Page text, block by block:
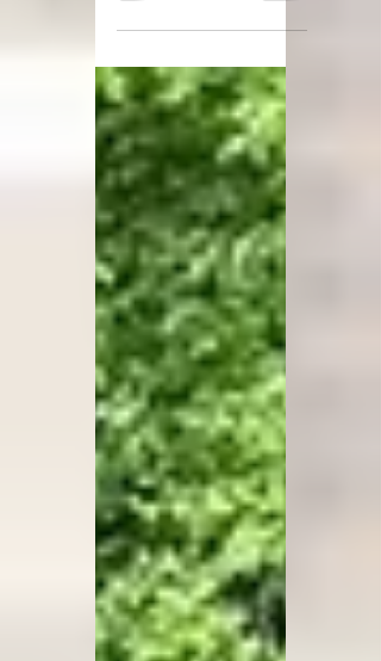
savā nākotnē,
izspēlējot etīdes par
savu sapņu karjeru. Un
3. jūlijā lielais
ceļojums katram no
absolventiem varēja
sākties! Deviņus gadus
šis ceļojums ir bijis
kopīgs ar skolu un
skolas biedriem,
izbaudīti pirmie
panākumi,
izaicinājumi,
draudzības, kopīgi
smiekli un pieredze,
kas palīdzēja izaugt. Ir
pienācis laiks doties
tālāk. Lai, gluži kā upe,
kas aizvien plūst uz
priekšu, arī mūsu
absolventu d